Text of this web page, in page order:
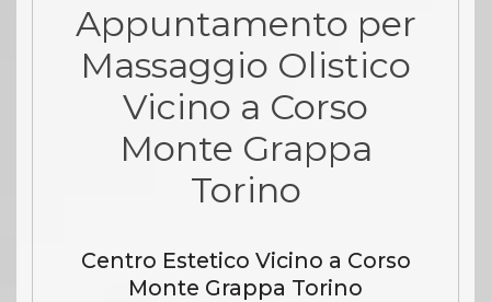
Appuntamento per
Massaggio Olistico
Vicino a Corso
Monte Grappa
Torino
Centro Estetico Vicino a Corso
Monte Grappa Torino